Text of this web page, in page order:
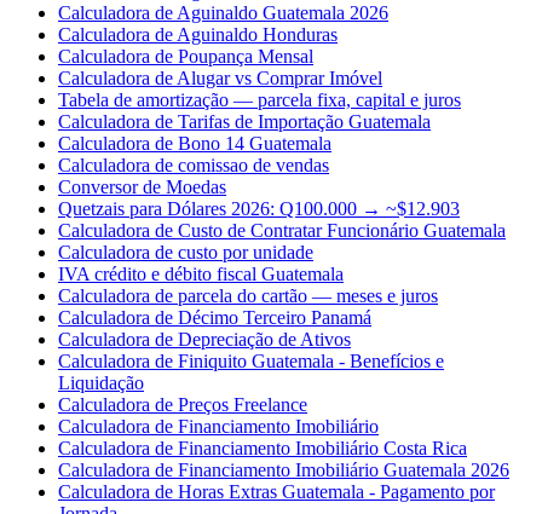
Calculadora de Aguinaldo Guatemala 2026
Calculadora de Aguinaldo Honduras
Calculadora de Poupança Mensal
Calculadora de Alugar vs Comprar Imóvel
Tabela de amortização — parcela fixa, capital e juros
Calculadora de Tarifas de Importação Guatemala
Calculadora de Bono 14 Guatemala
Calculadora de comissao de vendas
Conversor de Moedas
Quetzais para Dólares 2026: Q100.000 → ~$12.903
Calculadora de Custo de Contratar Funcionário Guatemala
Calculadora de custo por unidade
IVA crédito e débito fiscal Guatemala
Calculadora de parcela do cartão — meses e juros
Calculadora de Décimo Terceiro Panamá
Calculadora de Depreciação de Ativos
Calculadora de Finiquito Guatemala - Benefícios e
Liquidação
Calculadora de Preços Freelance
Calculadora de Financiamento Imobiliário
Calculadora de Financiamento Imobiliário Costa Rica
Calculadora de Financiamento Imobiliário Guatemala 2026
Calculadora de Horas Extras Guatemala - Pagamento por